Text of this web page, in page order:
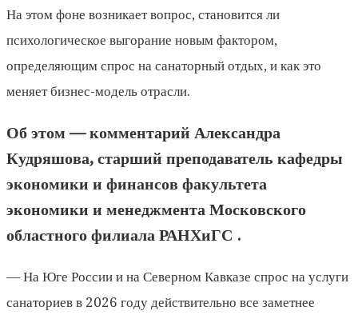
На этом фоне возникает вопрос, становится ли
психологическое выгорание новым фактором,
определяющим спрос на санаторный отдых, и как это
меняет бизнес-модель отрасли.
Об этом — комментарий Александра
Кудряшова, старший преподаватель кафедры
экономики и финансов факультета
экономики и менеджмента Московского
областного филиала РАНХиГС .
— На Юге России и на Северном Кавказе спрос на услуги
санаториев в 2026 году действительно все заметнее